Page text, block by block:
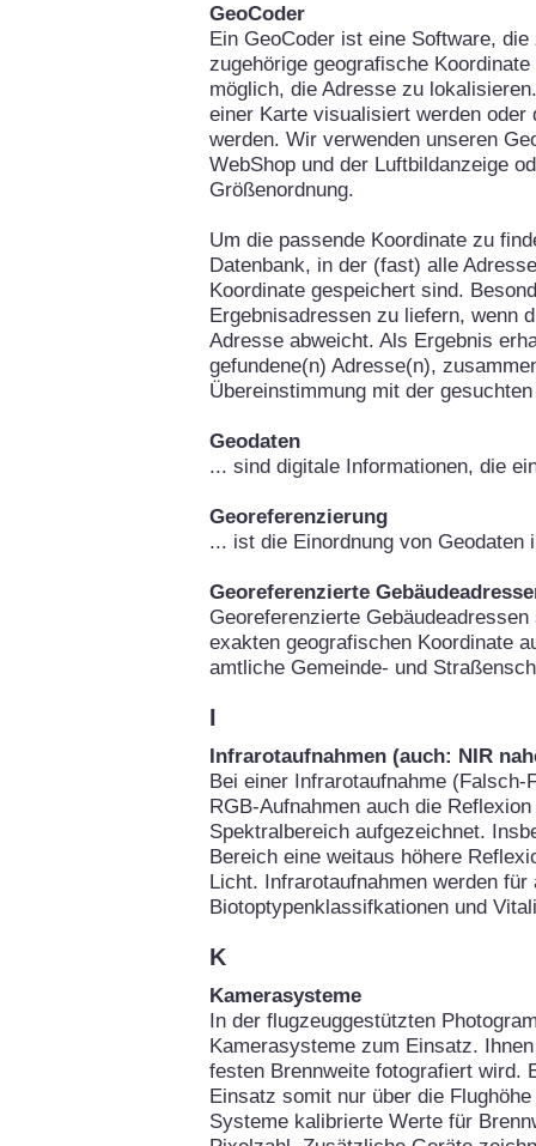
GeoCoder
Ein GeoCoder ist eine Software,
zugehörige geografische
möglich, die Adresse zu
einer Karte visualisiert werden
werden. Wir verwenden unseren
WebShop und der Luftbildanzeige
Größenordnung.
Um die passende Koordinate zu
Datenbank, in der (fast) alle
Koordinate gespeichert sind.
Ergebnisadressen zu liefern, wenn
Adresse abweicht. Als Ergebnis
gefundene(n) Adresse(n),
Übereinstimmung mit der
Geodaten
... sind digitale Informationen, die
Georeferenzierung
... ist die Einordnung von
Georeferenzierte
Georeferenzierte
exakten geografischen Koordinate
amtliche Gemeinde- und
I
Infrarotaufnahmen (auch: NIR
Bei einer Infrarotaufnahme
RGB-Aufnahmen auch die
Spektralbereich aufgezeichnet.
Bereich eine weitaus höhere
Licht. Infrarotaufnahmen werden
Biotoptypenklassifkationen und
K
Kamerasysteme
In der flugzeuggestützten
Kamerasysteme zum Einsatz.
festen Brennweite fotografiert wird.
Einsatz somit nur über die
Systeme kalibrierte Werte für